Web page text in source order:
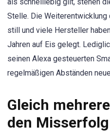
Stelle. Die
still und viele Hersteller
Jahren auf Eis gelegt.
seinen Alexa gesteuerten
regelmäßigen Abständen
Gleich
den Misserfolg